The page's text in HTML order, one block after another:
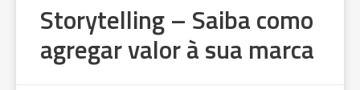
Storytelling – Saiba como
agregar valor à sua marca